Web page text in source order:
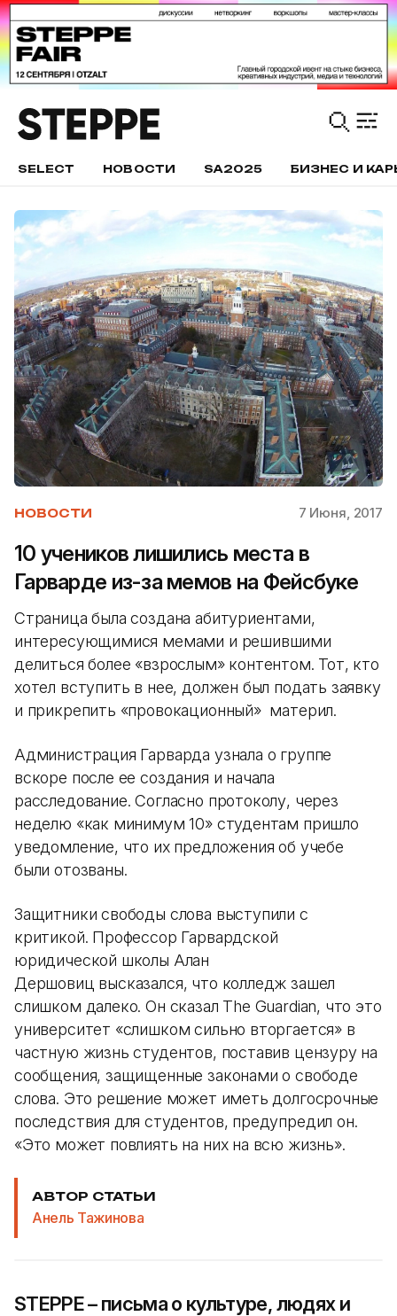
SELECT НОВОСТИ SA2025 БИЗНЕС И
НОВОСТИ 7 Июня, 2017
10 учеников лишились места в
Гарварде из-за мемов на Фейсбуке
Страница была создана абитуриентами,
интересующимися мемами и решившими
делиться более «взрослым» контентом. Тот, кто
хотел вступить в нее, должен был подать заявку
и прикрепить «провокационный» материл.
Администрация Гарварда узнала о группе
вскоре после ее создания и начала
расследование. Согласно протоколу, через
неделю «как минимум 10» студентам пришло
уведомление, что их предложения об учебе
были отозваны.
Защитники свободы слова выступили с
критикой. Профессор Гарвардской
юридической школы Алан
Дершовиц высказался, что колледж зашел
слишком далеко. Он сказал The Guardian, что это
университет «слишком сильно вторгается» в
частную жизнь студентов, поставив цензуру на
сообщения, защищенные законами о свободе
слова. Это решение может иметь долгосрочные
последствия для студентов, предупредил он.
«Это может повлиять на них на всю жизнь».
АВТОР СТАТЬИ
Анель Тажинова
STEPPE – письма о культуре, людях и